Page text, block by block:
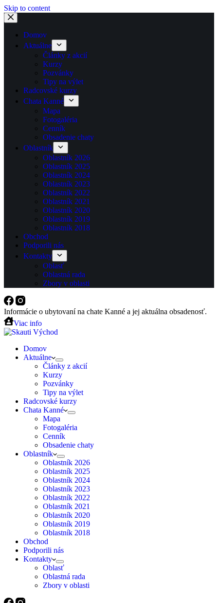
Skip to content
Domov
Aktuálne
Články z akcií
Kurzy
Pozvánky
Tipy na výlet
Radcovské kurzy
Chata Kanné
Mapa
Fotogaléria
Cenník
Obsadenie chaty
Oblastník
Oblastník 2026
Oblastník 2025
Oblastník 2024
Oblastník 2023
Oblastník 2022
Oblastník 2021
Oblastník 2020
Oblastník 2019
Oblastník 2018
Obchod
Podporili nás
Kontakty
Oblasť
Oblastná rada
Zbory v oblasti
Informácie o ubytovaní na chate Kanné a jej aktuálna obsadenosť.
Viac info
Domov
Aktuálne
Články z akcií
Kurzy
Pozvánky
Tipy na výlet
Radcovské kurzy
Chata Kanné
Mapa
Fotogaléria
Cenník
Obsadenie chaty
Oblastník
Oblastník 2026
Oblastník 2025
Oblastník 2024
Oblastník 2023
Oblastník 2022
Oblastník 2021
Oblastník 2020
Oblastník 2019
Oblastník 2018
Obchod
Podporili nás
Kontakty
Oblasť
Oblastná rada
Zbory v oblasti